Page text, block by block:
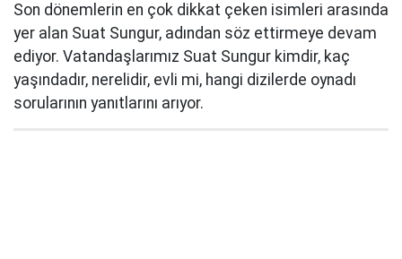
Son dönemlerin en çok dikkat çeken isimleri arasında
yer alan Suat Sungur, adından söz ettirmeye devam
ediyor. Vatandaşlarımız Suat Sungur kimdir, kaç
yaşındadır, nerelidir, evli mi, hangi dizilerde oynadı
sorularının yanıtlarını arıyor.